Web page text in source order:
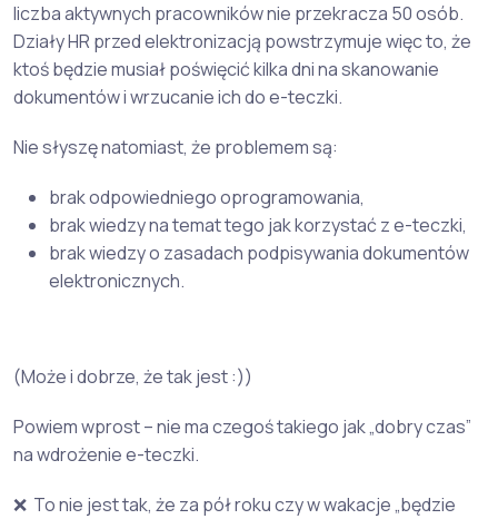
liczba aktywnych pracowników nie przekracza 50 osób.
Działy HR przed elektronizacją powstrzymuje więc to, że
ktoś będzie musiał poświęcić kilka dni na skanowanie
dokumentów i wrzucanie ich do e-teczki.
Nie słyszę natomiast, że problemem są:
brak odpowiedniego oprogramowania,
brak wiedzy na temat tego jak korzystać z e-teczki,
brak wiedzy o zasadach podpisywania dokumentów
elektronicznych.
(Może i dobrze, że tak jest :))
Powiem wprost – nie ma czegoś takiego jak „dobry czas”
na wdrożenie e-teczki.
❌ To nie jest tak, że za pół roku czy w wakacje „będzie